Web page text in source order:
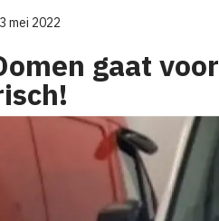
mei 2022
gaat voor